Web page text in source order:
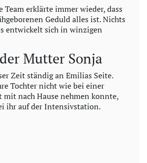
Team erklärte immer wieder, dass
Geduld alles ist. Nichts
entwickelt sich in winzigen
Mutter Sonja
Zeit ständig an Emilias Seite.
Tochter nicht wie bei einer
mit nach Hause nehmen konnte,
ihr auf der Intensivstation.